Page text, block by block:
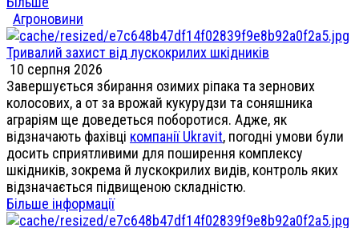
Агроновини
Тривалий захист від лускокрилих шкідників
10 серпня 2026
Завершується збирання озимих ріпака та зернових
колосових, а от за врожай кукурудзи та соняшника
аграріям ще доведеться поборотися. Адже, як
відзначають фахівці компанії Ukravit, погодні умови були
досить сприятливими для поширення комплексу
шкідників, зокрема й лускокрилих видів, контроль яких
відзначається підвищеною складністю.
Більше інформації